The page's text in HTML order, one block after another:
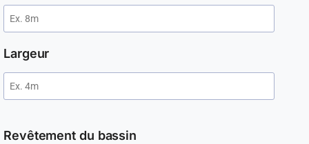
Largeur
Revêtement du bassin